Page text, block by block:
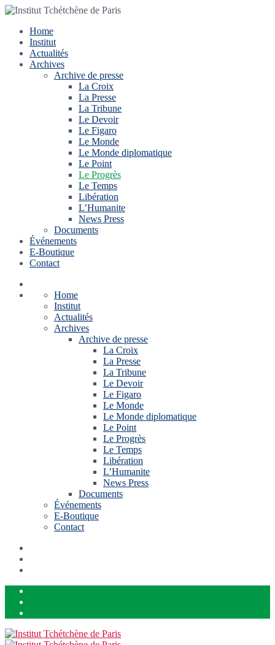
Home
Institut
Actualités
Archives
Archive de presse
La Croix
La Presse
La Tribune
Le Devoir
Le Figaro
Le Monde
Le Monde diplomatique
Le Point
Le Progrès
Le Temps
Libération
L’Humanite
News Press
Documents
Événements
E-Boutique
Contact
Home
Institut
Actualités
Archives
Archive de presse
La Croix
La Presse
La Tribune
Le Devoir
Le Figaro
Le Monde
Le Monde diplomatique
Le Point
Le Progrès
Le Temps
Libération
L’Humanite
News Press
Documents
Événements
E-Boutique
Contact